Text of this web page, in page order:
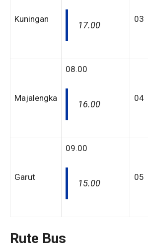
Kuningan
17.00
03
Majalengka
08.00
16.00
04
Garut
09.00
15.00
05
Rute Bus